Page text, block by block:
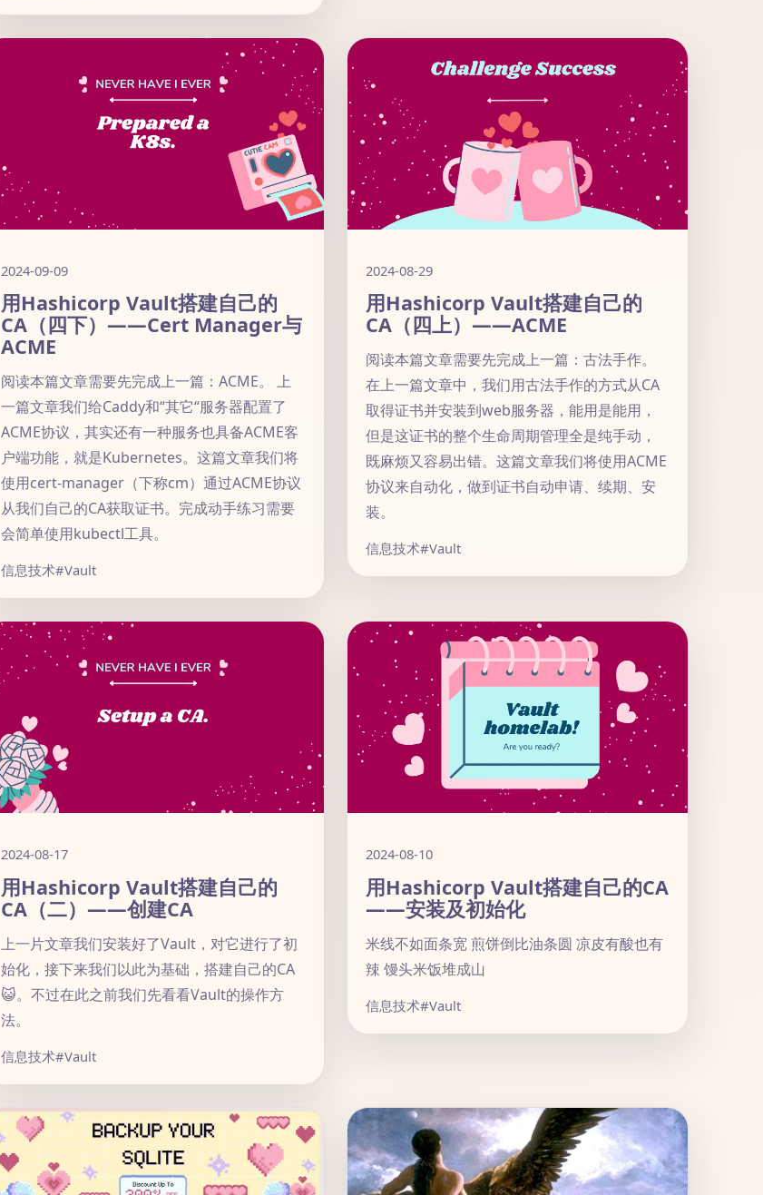
2024-09-09
用Hashicorp Vault搭建自己的
CA（四下）——Cert Manager与
ACME
阅读本篇文章需要先完成上一篇：ACME。 上
一篇文章我们给Caddy和“其它“服务器配置了
ACME协议，其实还有一种服务也具备ACME客
户端功能，就是Kubernetes。这篇文章我们将
使用cert-manager（下称cm）通过ACME协议
从我们自己的CA获取证书。完成动手练习需要
会简单使用kubectl工具。
信息技术#Vault
2024-08-29
用Hashicorp Vault搭建自己的
CA（四上）——ACME
阅读本篇文章需要先完成上一篇：古法手作。
在上一篇文章中，我们用古法手作的方式从CA
取得证书并安装到web服务器，能用是能用，
但是这证书的整个生命周期管理全是纯手动，
既麻烦又容易出错。这篇文章我们将使用ACME
协议来自动化，做到证书自动申请、续期、安
装。
信息技术#Vault
2024-08-17
用Hashicorp Vault搭建自己的
CA（二）——创建CA
上一片文章我们安装好了Vault，对它进行了初
始化，接下来我们以此为基础，搭建自己的CA
😺。不过在此之前我们先看看Vault的操作方
法。
信息技术#Vault
2024-08-10
用Hashicorp Vault搭建自己的CA
——安装及初始化
米线不如面条宽 煎饼倒比油条圆 凉皮有酸也有
辣 馒头米饭堆成山
信息技术#Vault